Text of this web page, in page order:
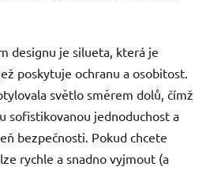
designu je silueta, která je
poskytuje ochranu a osobitost.
světlo směrem dolů, čímž
sofistikovanou jednoduchost a
bezpečnosti. Pokud chcete
rychle a snadno vyjmout (a